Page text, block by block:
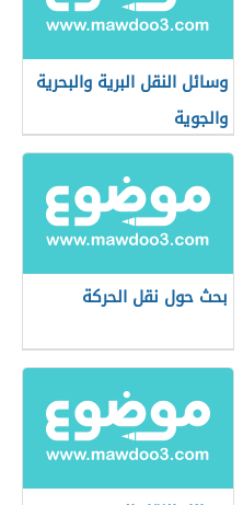
وسائل النقل البرية والبحرية
والجوية
بحث حول نقل الحركة